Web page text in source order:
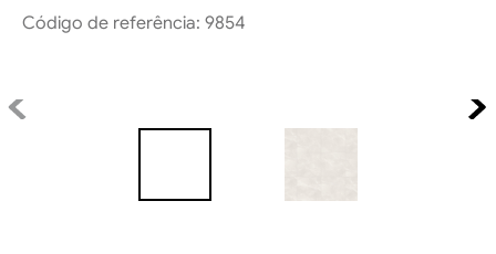
Código de referência: 9854